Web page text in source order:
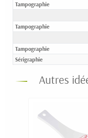
Tampographie
Tampographie
Tampographie
Sérigraphie
Autres